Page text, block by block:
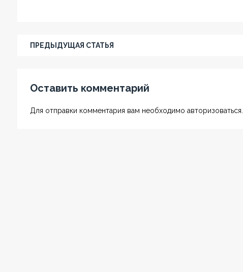
ПРЕДЫДУЩАЯ СТАТЬЯ
Оставить комментарий
Для отправки комментария вам необходимо авторизоваться.